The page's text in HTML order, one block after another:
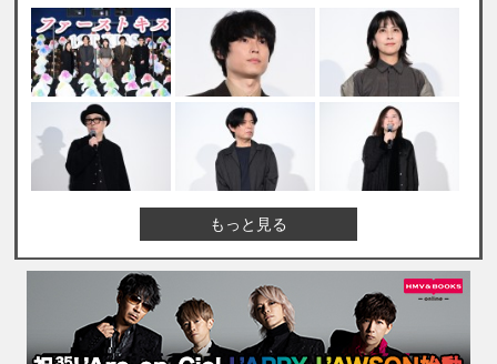
もっと見る